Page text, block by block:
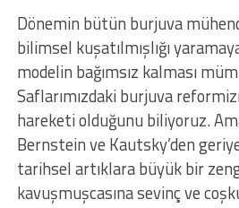
Dönemin bütün burjuva
bilimsel kuşatılmışlığı
modelin bağımsız kalması
Saflarımızdaki burjuva
hareketi olduğunu biliyoruz.
Bernstein ve Kautsky’den
tarihsel artıklara büyük bir
kavuşmuşcasına sevinç ve